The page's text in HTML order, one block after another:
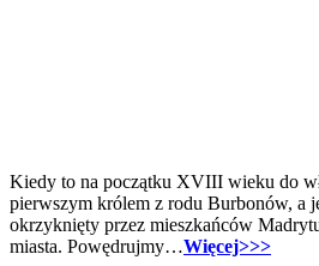
Kiedy to na początku XVIII wieku do
pierwszym królem z rodu Burbonów, a
okrzyknięty przez mieszkańców
miasta. Powędrujmy…Więcej>>>